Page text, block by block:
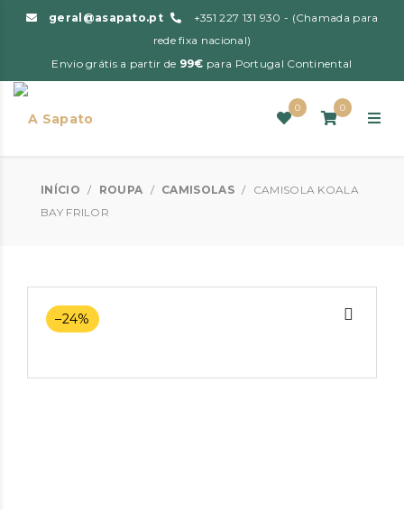
geral@asapato.pt
+351 227 131 930 - (Chamada para
rede fixa nacional)
Envio grátis a partir de 99€ para Portugal Continental
0 0
INÍCIO / ROUPA / CAMISOLAS /
CAMISOLA KOALA
BAY FRILOR
–24%